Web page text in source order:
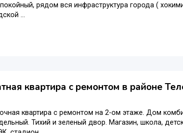
рядом вся инфраструктура города (
...
квартира с ремонтом в районе
квартира с ремонтом на 2-ом этаже. Дом
Тихий и зеленый двор. Магазин, школа,